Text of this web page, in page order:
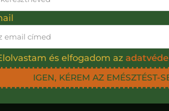
fenntartója és védelmezője.
Istene ayurvédikus tudását
a tejes óceán felkavarásával
Dhanvantari pedig az elixírrel
és elfogadom az
IGEN, KÉREM AZ EMÉSZTÉST-